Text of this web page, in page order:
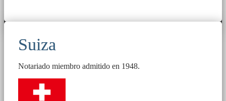
Suiza
Notariado miembro admitido en 1948.